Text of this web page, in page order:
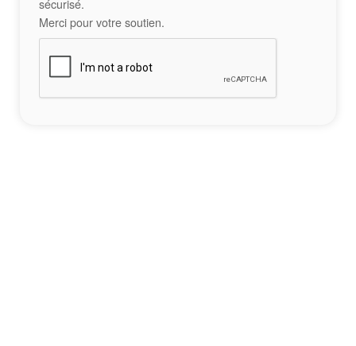
sécurisé.
Merci pour votre soutien.